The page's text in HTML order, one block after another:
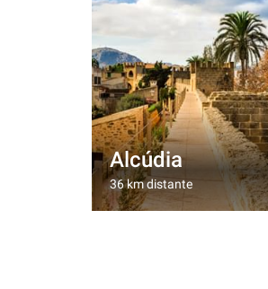
Alcúdia
36 km distante